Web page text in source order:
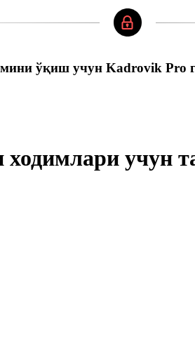
ўқиш учун Kadrovik Pro
учун